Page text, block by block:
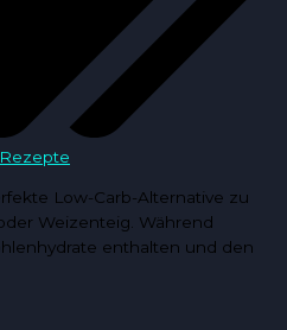
Low-Carb-Alternative zu
Weizenteig. Während
enthalten und den